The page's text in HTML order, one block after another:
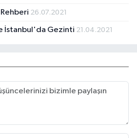
26.07.2021
İstanbul'da Gezinti 21.04.2021